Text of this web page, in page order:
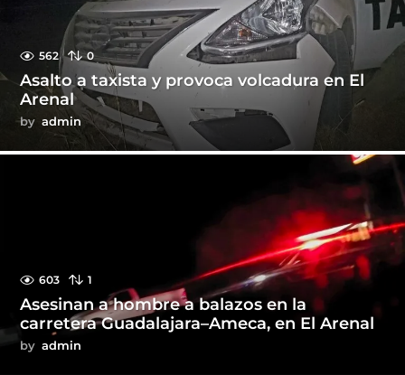
562 0
Asalto a taxista y provoca volcadura en El
Arenal
by admin
603 1
Asesinan a hombre a balazos en la
carretera Guadalajara–Ameca, en El Arenal
by admin